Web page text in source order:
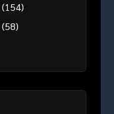
(154)
(58)